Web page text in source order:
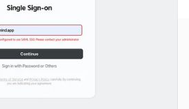
Функции